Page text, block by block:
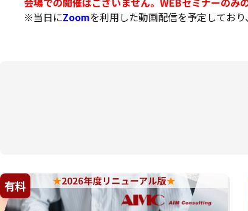
※当日にZoomを利用した動画配信を予定してお
有料